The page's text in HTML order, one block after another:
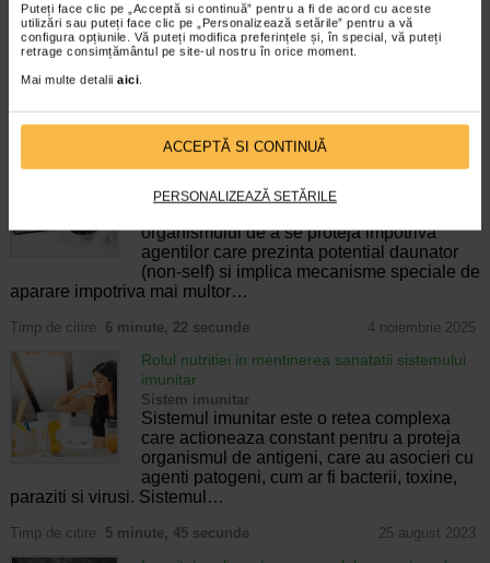
Puteți face clic pe „Acceptă si continuă” pentru a fi de acord cu aceste
utilizări sau puteți face clic pe „Personalizează setările” pentru a vă
configura opțiunile. Vă puteți modifica preferințele și, în special, vă puteți
retrage consimțământul pe site-ul nostru în orice moment.
Mai multe detalii aici.
ACCEPTĂ SI CONTINUĂ
PERSONALIZEAZĂ SETĂRILE
ARTICOLE RECOMANDATE
Cum sa recunoasteti un sistem imunitar slabit si
cum sa-l intariti?
Sistem imunitar
organismului de a se proteja impotriva
agentilor care prezinta potential daunator
(non-self) si implica mecanisme speciale de
aparare impotriva mai multor…
Timp de citire: 6 minute, 22 secunde 4 noiembrie 2025
Rolul nutritiei in mentinerea sanatatii sistemului
imunitar
Sistem imunitar
Sistemul imunitar este o retea complexa
care actioneaza constant pentru a proteja
organismul de antigeni, care au asocieri cu
agenti patogeni, cum ar fi bacterii, toxine,
paraziti si virusi. Sistemul…
Timp de citire: 5 minute, 45 secunde 25 august 2023